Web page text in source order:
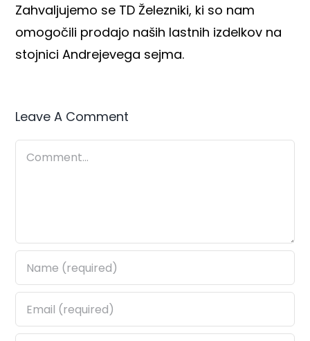
Zahvaljujemo se TD Železniki, ki so nam
omogočili prodajo naših lastnih izdelkov na
stojnici Andrejevega sejma.
Leave A Comment
Comment